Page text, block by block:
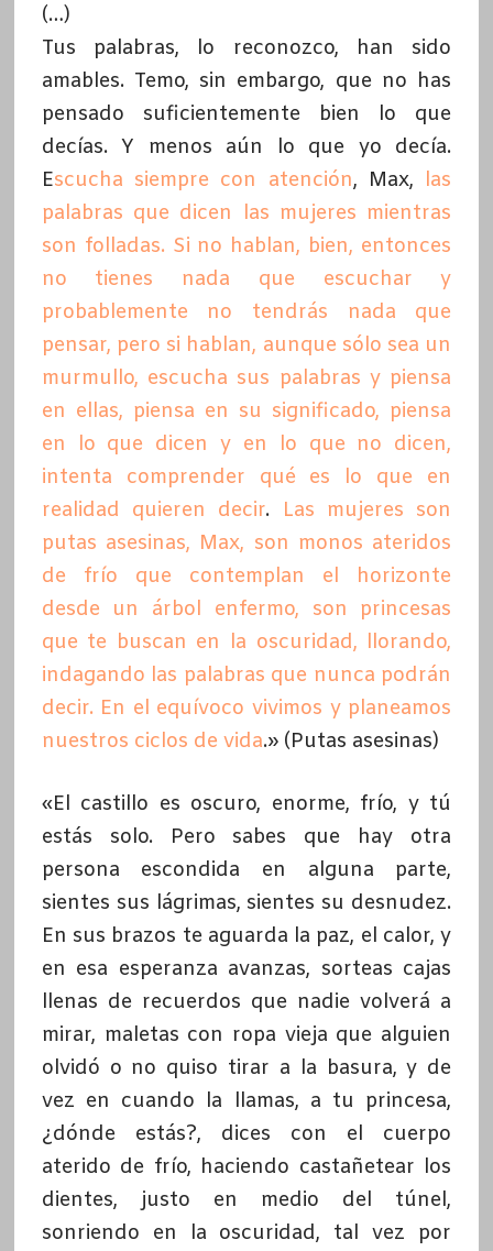
(…)
Tus palabras, lo reconozco, han sido
amables. Temo, sin embargo, que no has
pensado suficientemente bien lo que
decías. Y menos aún lo que yo decía.
Escucha siempre con atención, Max, las
palabras que dicen las mujeres mientras
son folladas. Si no hablan, bien, entonces
no tienes nada que escuchar y
probablemente no tendrás nada que
pensar, pero si hablan, aunque sólo sea un
murmullo, escucha sus palabras y piensa
en ellas, piensa en su significado, piensa
en lo que dicen y en lo que no dicen,
intenta comprender qué es lo que en
realidad quieren decir. Las mujeres son
putas asesinas, Max, son monos ateridos
de frío que contemplan el horizonte
desde un árbol enfermo, son princesas
que te buscan en la oscuridad, llorando,
indagando las palabras que nunca podrán
decir. En el equívoco vivimos y planeamos
nuestros ciclos de vida.» (Putas asesinas)
«El castillo es oscuro, enorme, frío, y tú
estás solo. Pero sabes que hay otra
persona escondida en alguna parte,
sientes sus lágrimas, sientes su desnudez.
En sus brazos te aguarda la paz, el calor, y
en esa esperanza avanzas, sorteas cajas
llenas de recuerdos que nadie volverá a
mirar, maletas con ropa vieja que alguien
olvidó o no quiso tirar a la basura, y de
vez en cuando la llamas, a tu princesa,
¿dónde estás?, dices con el cuerpo
aterido de frío, haciendo castañetear los
dientes, justo en medio del túnel,
sonriendo en la oscuridad, tal vez por